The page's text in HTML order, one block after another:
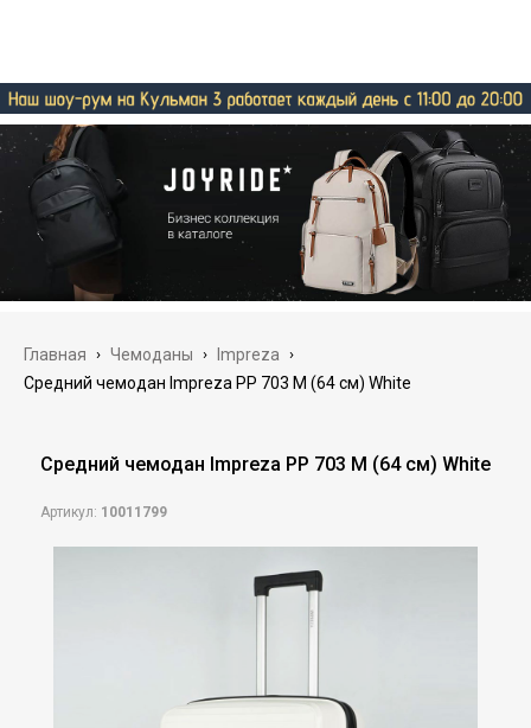
Главная › Чемоданы › Impreza ›
Средний чемодан Impreza PP 703 M (64 см) White
Средний чемодан Impreza PP 703 M (64 см) White
Артикул: 10011799